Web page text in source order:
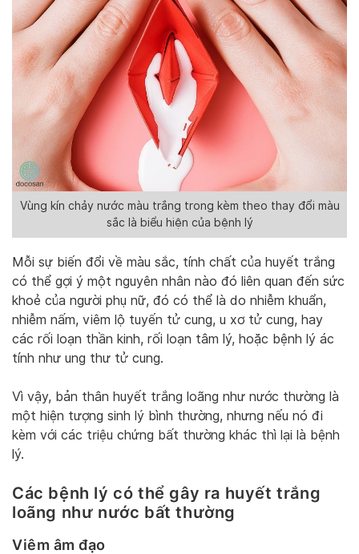
Vùng kín chảy nước màu trắng trong kèm theo thay đổi màu
sắc là biểu hiện của bệnh lý
Mỗi sự biến đổi về màu sắc, tính chất của huyết trắng
có thể gợi ý một nguyên nhân nào đó liên quan đến sức
khoẻ của người phụ nữ, đó có thể là do nhiễm khuẩn,
nhiễm nấm, viêm lộ tuyến tử cung, u xơ tử cung, hay
các rối loạn thần kinh, rối loạn tâm lý, hoặc bệnh lý ác
tính như ung thư tử cung.
Vì vậy, bản thân huyết trắng loãng như nước thường là
một hiện tượng sinh lý bình thường, nhưng nếu nó đi
kèm với các triệu chứng bất thường khác thì lại là bệnh
lý.
Các bệnh lý có thể gây ra huyết trắng
loãng như nước bất thường
Viêm âm đạo